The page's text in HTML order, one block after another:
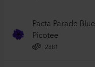
Pacta Parade Blue
Picotee
2881